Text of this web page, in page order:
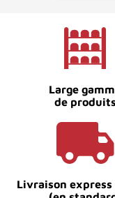
Large
de produits
Livraison